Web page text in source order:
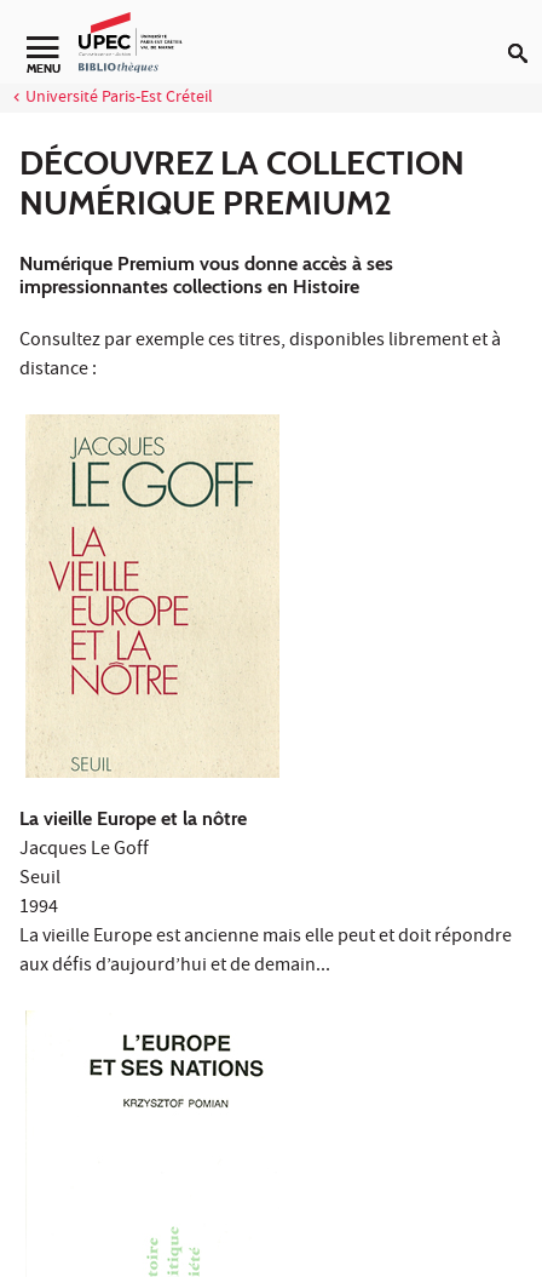
Aller au contenu
Navigation secondaire
MENU
Université Paris-Est Créteil
DÉCOUVREZ LA COLLECTION
NUMÉRIQUE PREMIUM2
Numérique Premium vous donne accès à ses
impressionnantes collections en Histoire
Consultez par exemple ces titres, disponibles librement et à
distance :
La vieille Europe et la nôtre
Jacques Le Goff
Seuil
1994
La vieille Europe est ancienne mais elle peut et doit répondre
aux défis d’aujourd’hui et de demain...